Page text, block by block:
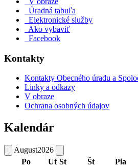
Úradná tabuľa
Elektronické služby
Ako vybaviť
Facebook
Kontakty
Kontakty Obecného úradu a
Linky a odkazy
V obraze
Ochrana osobných údajov
Kalendár
August2026
Po
Ut St Št Pia